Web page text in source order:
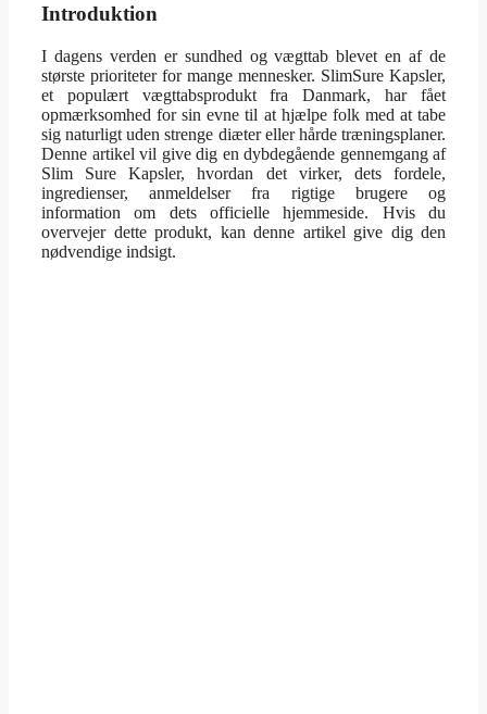
Introduktion
I dagens verden er sundhed og vægttab blevet en af de
største prioriteter for mange mennesker. SlimSure Kapsler,
et populært vægttabsprodukt fra Danmark, har fået
opmærksomhed for sin evne til at hjælpe folk med at tabe
sig naturligt uden strenge diæter eller hårde træningsplaner.
Denne artikel vil give dig en dybdegående gennemgang af
Slim Sure Kapsler, hvordan det virker, dets fordele,
ingredienser, anmeldelser fra rigtige brugere og
information om dets officielle hjemmeside. Hvis du
overvejer dette produkt, kan denne artikel give dig den
nødvendige indsigt.